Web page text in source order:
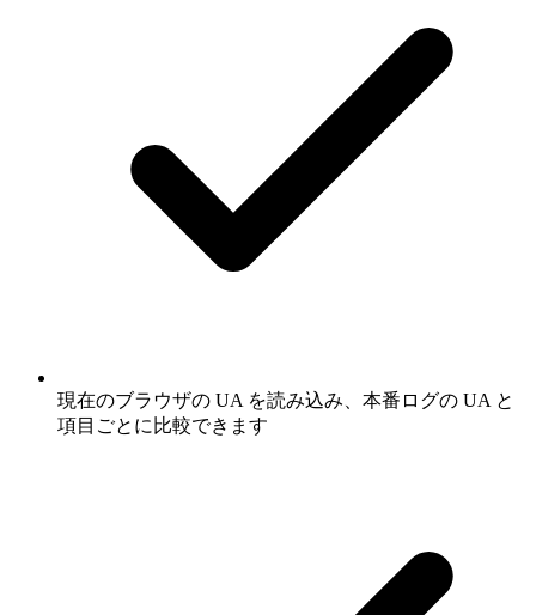
現在のブラウザの UA を読み込み、本番ログの UA と
項目ごとに比較できます